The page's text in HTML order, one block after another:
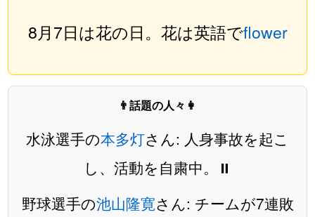
8月7日は花の日。花は英語でflower
👨話題の人々👩
水泳選手の本多灯さん: 人身事故を起こ
し、活動を自粛中。⏸️
野球選手の池山隆寛さん: チームが7連敗